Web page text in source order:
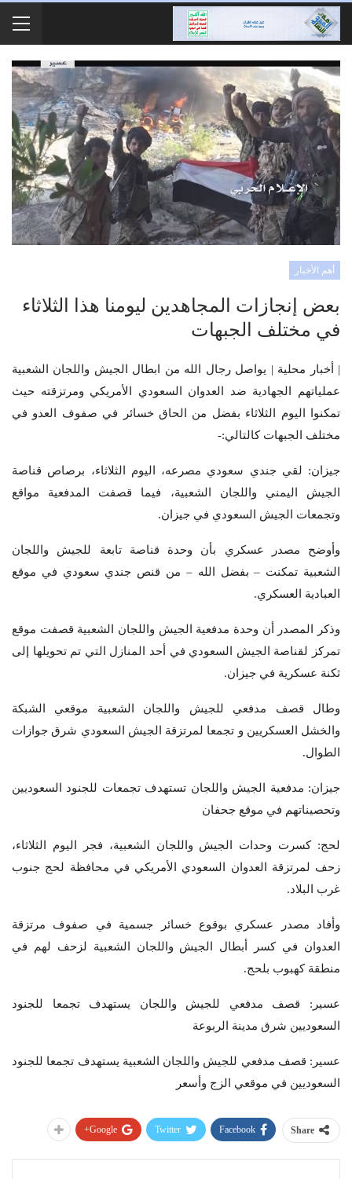
أهم الأخبار
بعض إنجازات المجاهدين ليومنا هذا الثلاثاء
في مختلف الجبهات
| أخبار محلية | يواصل رجال الله من ابطال الجيش واللجان الشعبية
عملياتهم الجهادية ضد العدوان السعودي الأمريكي ومرتزقته حيث
تمكنوا اليوم الثلاثاء بفضل من الحاق خسائر في صفوف العدو في
مختلف الجبهات كالتالي:-
جيزان: لقي جندي سعودي مصرعه، اليوم الثلاثاء، برصاص قناصة
الجيش اليمني واللجان الشعبية، فيما قصفت المدفعية مواقع
وتجمعات الجيش السعودي في جيزان.
وأوضح مصدر عسكري بأن وحدة قناصة تابعة للجيش واللجان
الشعبية تمكنت – بفضل الله – من قنص جندي سعودي في موقع
العبادية العسكري.
وذكر المصدر أن وحدة مدفعية الجيش واللجان الشعبية قصفت موقع
تمركز لقناصة الجيش السعودي في أحد المنازل التي تم تحويلها إلى
ثكنة عسكرية في جيزان.
وطال قصف مدفعي للجيش واللجان الشعبية موقعي الشبكة
والخشل العسكريين و تجمعا لمرتزقة الجيش السعودي شرق جوازات
الطوال.
جيزان: مدفعية الجيش واللجان تستهدف تجمعات للجنود السعوديين
وتحصيناتهم في موقع جحفان
لحج: كسرت وحدات الجيش واللجان الشعبية، فجر اليوم الثلاثاء،
زحف لمرتزقة العدوان السعودي الأمريكي في محافظة لحج جنوب
غرب البلاد.
وأفاد مصدر عسكري بوقوع خسائر جسمية في صفوف مرتزقة
العدوان في كسر أبطال الجيش واللجان الشعبية لزحف لهم في
منطقة كهبوب بلحج.
عسير: قصف مدفعي للجيش واللجان يستهدف تجمعا للجنود
السعوديين شرق مدينة الربوعة
عسير: قصف مدفعي للجيش واللجان الشعبية يستهدف تجمعا للجنود
السعوديين في موقعي الزج وأسعر
Share
Facebook
Twitter
Google+